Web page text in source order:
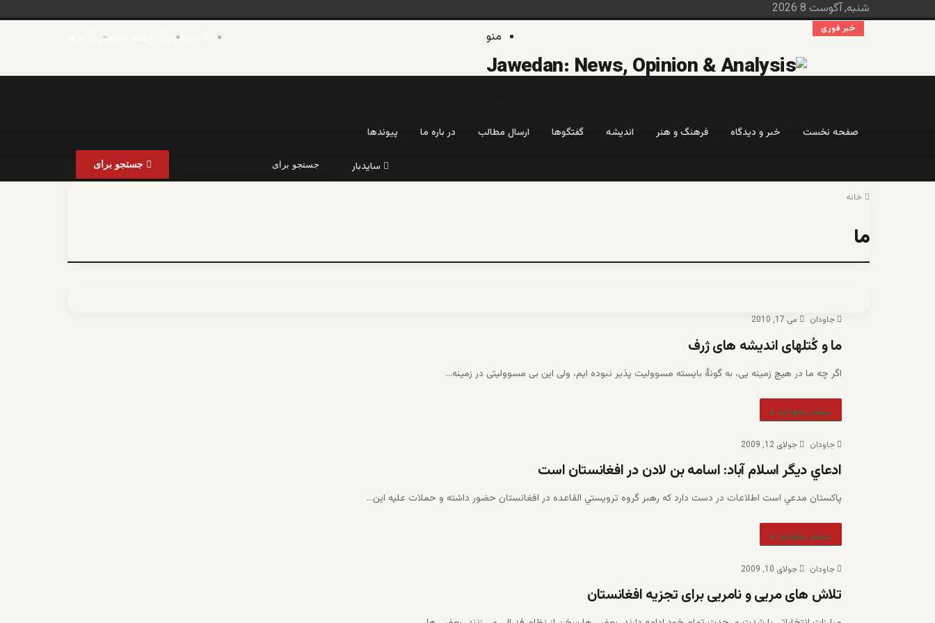
شنبه, آگوست 8 2026
خبر فوری
نوشته تصادفی سایدبار منو
صفحه نخست خبر و دیدگاه فرهنگ و هنر اندیشه گفتگوها ارسال مطالب در باره ما پیوندها
سایدبار جستجو برای
خانه
ما
جاودان می 17, 2010
ما و کُتلهای اندیشه های ژرف
اگر چه ما در هیچ زمینه یی، به گونۀ بایسته مسوولیت پذیر نبوده ایم، ولی این بی مسوولیتی در زمینه…
بیشتر بخوانید »
جاودان جولای 12, 2009
ادعاي ديگر اسلام آباد: اسامه بن لادن در افغانستان است
پاکستان مدعي است اطلاعات در دست دارد که رهبر گروه ترويستي القاعده در افغانستان حضور داشته و حملات عليه اين…
بیشتر بخوانید »
جاودان جولای 10, 2009
تلاش های مریی و نامریی برای تجزیه افغانستان